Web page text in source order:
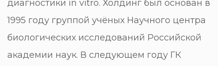
диагностики in vitro. Холдинг был основан в
1995 году группой учёных Научного центра
биологических исследований Российской
академии наук. В следующем году ГК